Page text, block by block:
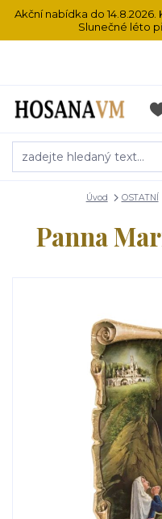
Akční nabídka do
Slunečné léto
Úvod OSTATNÍ
Panna